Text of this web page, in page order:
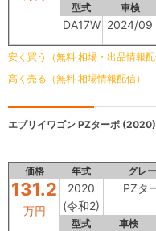
型式 車検
DA17W 2024/09
安く買う（無料 相場・出品情報配
高く売る（無料 相場情報配信）
エブリイワゴン PZターボ (2020)
価格 年式 グレ
131.2
万円
2020
(令和2)
PZタ
型式 車検